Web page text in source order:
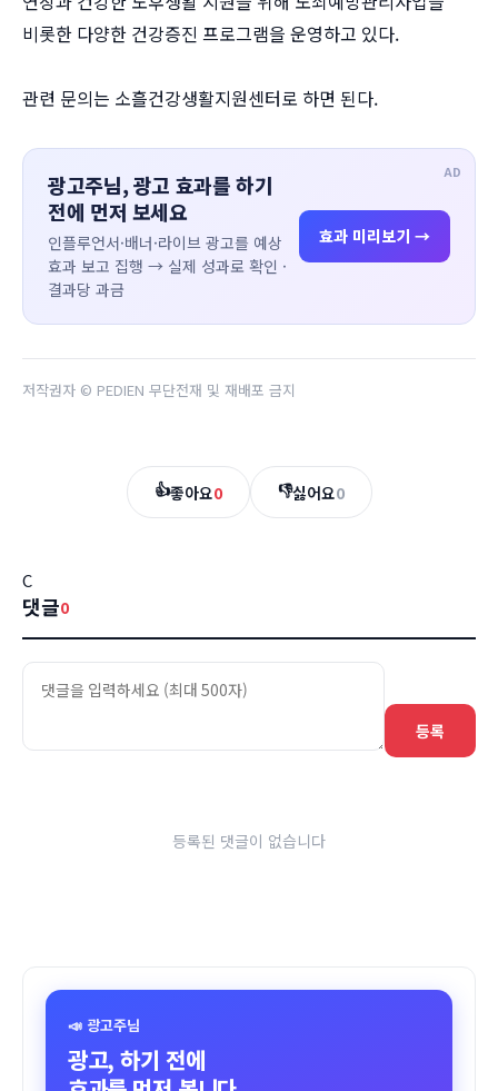
비롯한 다양한 건강증진 프로그램을 운영하고 있다.
관련 문의는 소흘건강생활지원센터로 하면 된다.
AD
광고주님, 광고 효과를 하기
전에 먼저 보세요
인플루언서·배너·라이브 광고를 예상
효과 보고 집행 → 실제 성과로 확인 ·
결과당 과금
효과 미리보기 →
저작권자 © PEDIEN 무단전재 및 재배포 금지
👍좋아요0 👎싫어요0
C
댓글0
등록
등록된 댓글이 없습니다
📣 광고주님
광고, 하기 전에